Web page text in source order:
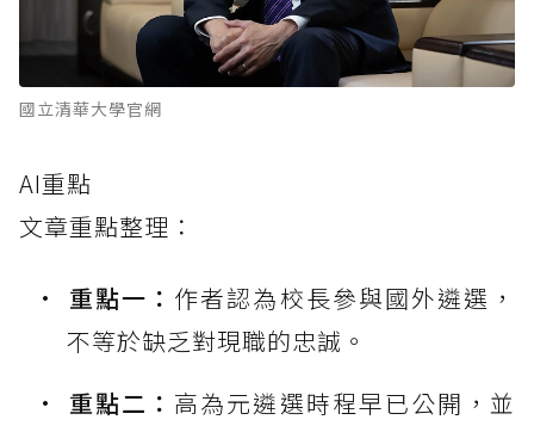
國立清華大學官網
AI重點
文章重點整理：
重點一： 作者認為校長參與國外遴選，
不等於缺乏對現職的忠誠。
重點二： 高為元遴選時程早已公開，並